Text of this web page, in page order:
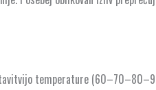
temperature